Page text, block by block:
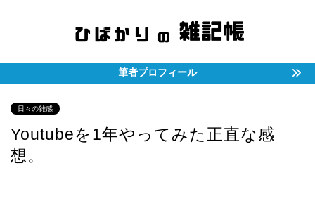
筆者プロフィール
日々の雑感
Youtubeを1年やってみた正直な感
想。